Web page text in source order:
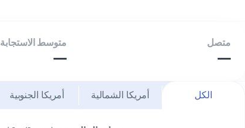
متصل
—
متوسط الاستجابة
—
الكل أمريكا الشمالية أمريكا الجنوبية